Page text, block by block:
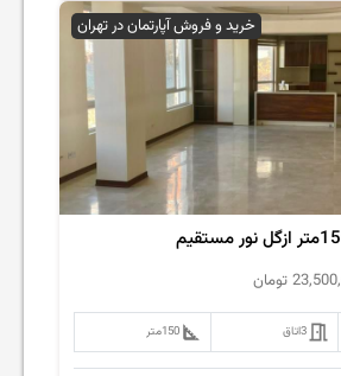
خرید و فروش آپارتمان در تهران
تومان
3اتاق 150متر